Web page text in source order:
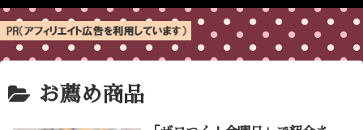
お薦め商品